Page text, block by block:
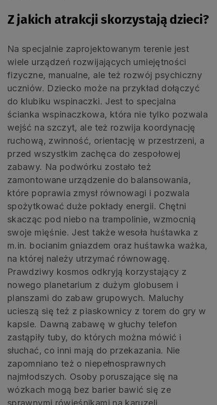
Z jakich atrakcji skorzystają dzieci?
Na specjalnie zaprojektowanym terenie jest
wiele urządzeń rozwijających umiejętności
fizyczne, manualne, ale też rozwój psychiczny
uczniów. Dziecko może na przykład dołączyć
do klubiku wspinaczki. Jest to specjalna
ścianka wspinaczkowa, która nie tylko pozwala
wejść na szczyt, ale też rozwija koordynację
ruchową, zwinność, orientację w przestrzeni, a
przed wszystkim zachęca do zespołowej
zabawy. Na podwórku zostało też
zamontowane urządzenie do balansowania,
które poprawia zmysł równowagi i pozwala
spożytkować duże pokłady energii. Chętni
skacząc pod niebo na trampolinie, wzmocnią
swoje mięśnie. Jest także wesoła huśtawka z
m.in. bocianim gniazdem oraz huśtawka ważka,
na której należy utrzymać równowagę.
Prawdziwy kosmos odkryją korzystający z
nowego planetarium z dużym globusem i
planszami do zabaw grupowych. Maluchy
ucieszą się też z piaskownicy z torem do gry w
kapsle. Dawną zabawę w głuchy telefon
zastąpiły tuby, do których można mówić i
słuchać, co inni mają do przekazania. Nie
zapomniano też o niepełnosprawnych
najmłodszych. Osoby poruszające się na
wózkach mogą bez barier bawić się ze